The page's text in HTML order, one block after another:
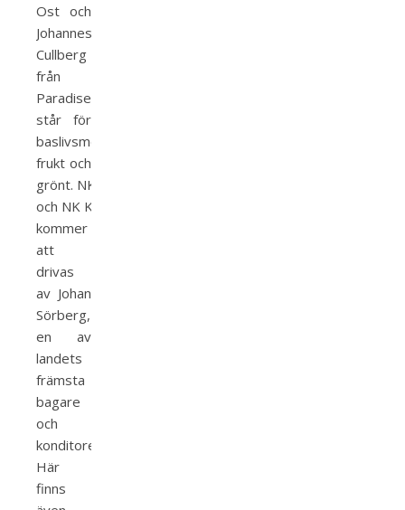
Ost och
Johannes
Cullberg
från
Paradiset
står för
baslivsmedel,
frukt och
grönt. NK Bröd
och NK Konfektyr
kommer
att
drivas
av Johan
Sörberg,
en av
landets
främsta
bagare
och
konditorer.
Här
finns